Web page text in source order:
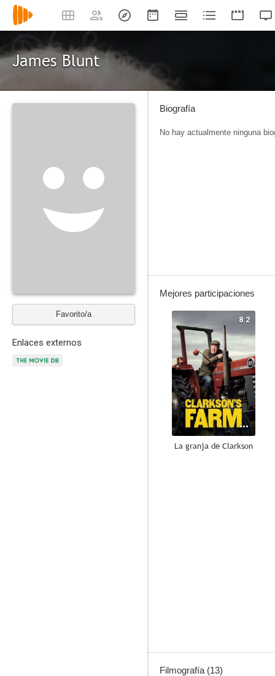
James Blunt
Favorito/a
Enlaces externos
Biografía
No hay actualmente ninguna
Mejores participaciones
8.2
La granja de Clarkson
Filmografía (13)